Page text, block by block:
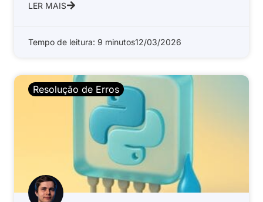
LER MAIS
Tempo de leitura: 9 minutos12/03/2026
Resolução de Erros